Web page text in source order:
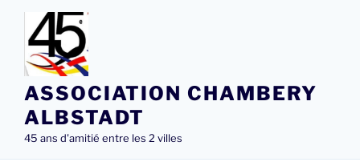
Aller
contenu
principal
ASSOCIATION CHAMBERY
ALBSTADT
45 ans d'amitié entre les 2 villes